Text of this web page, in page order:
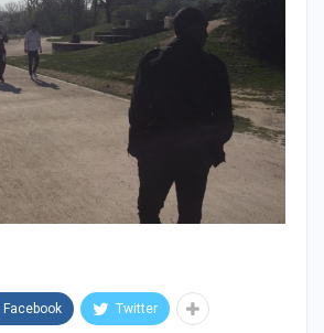
Facebook Twitter